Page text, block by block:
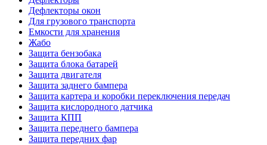
Дефлекторы окон
Для грузового транспорта
Емкости для хранения
Жабо
Защита бензобака
Защита блока батарей
Защита двигателя
Защита заднего бампера
Защита картера и коробки переключения передач
Защита кислородного датчика
Защита КПП
Защита переднего бампера
Защита передних фар